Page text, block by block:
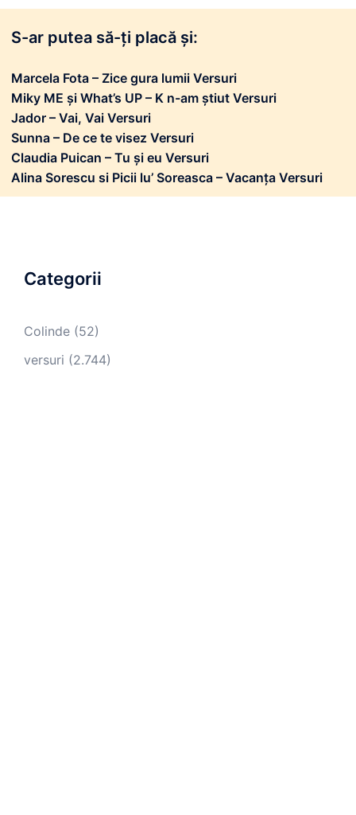
S-ar putea să-ți placă și:
Marcela Fota – Zice gura lumii Versuri
Miky ME și What’s UP – K n-am știut Versuri
Jador – Vai, Vai Versuri
Sunna – De ce te visez Versuri
Claudia Puican – Tu și eu Versuri
Alina Sorescu si Picii lu’ Soreasca – Vacanța Versuri
Categorii
Colinde (52)
versuri (2.744)